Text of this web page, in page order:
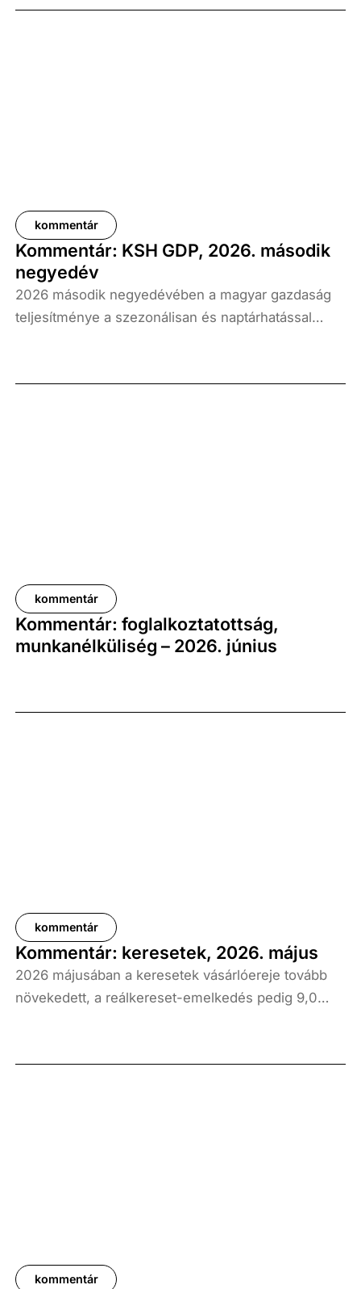
kommentár
Kommentár: KSH GDP, 2026. második
negyedév
2026 második negyedévében a magyar gazdaság
teljesítménye a szezonálisan és naptárhatással
százalékkal, míg az előző negyedévhez képest 0,4
kommentár
Kommentár: foglalkoztatottság,
munkanélküliség – 2026. június
kommentár
Kommentár: keresetek, 2026. május
2026 májusában a keresetek vásárlóereje tovább
növekedett, a reálkereset-emelkedés pedig 9,0
százalékot, a nettóé 11,0 százalékot tett ki, emellett
kommentár